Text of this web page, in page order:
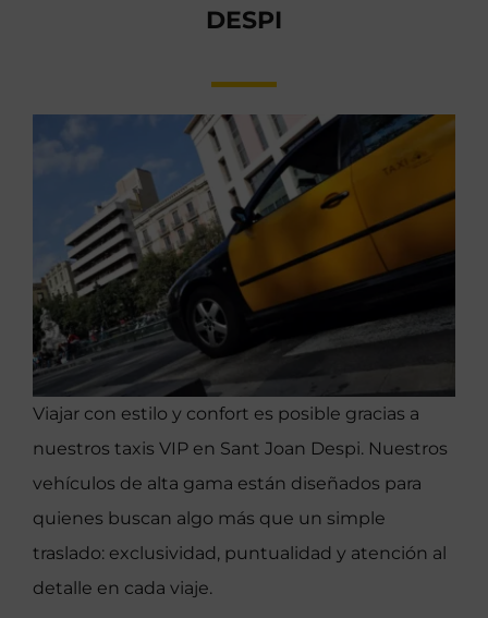
DESPI
Viajar con estilo y confort es posible gracias a
nuestros taxis VIP en Sant Joan Despi. Nuestros
vehículos de alta gama están diseñados para
quienes buscan algo más que un simple
traslado: exclusividad, puntualidad y atención al
detalle en cada viaje.